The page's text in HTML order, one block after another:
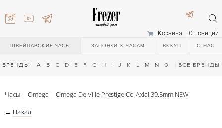
Корзина 0 позиций
ШВЕЙЦАРСКИЕ ЧАСЫ ЗАПОНКИ К ЧАСАМ ВЫКУП О НАС
БРЕНДЫ: A B C D E F G H I J K L M N O Q R S T
ВСЕ БРЕНДЫ
Часы Omega Omega De Ville Prestige Co-Axial 39.5mm NEW
← Назад